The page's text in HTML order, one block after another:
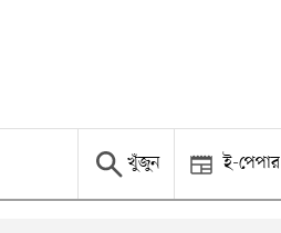
খুঁজুন ই-পেপার